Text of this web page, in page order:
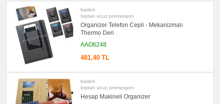
baskılı
toptan ucuz promosyon
Organizer Telefon Cepli - Mekanizmalı
Thermo Deri
AAO6248
481,40 TL
baskılı
toptan ucuz promosyon
Hesap Makineli Organizer
Çantası
&
Sekreter
Bloknot
promosyon
Masa
Seti
Sümen
promosyon
Yapışkan
Notluk
Seti